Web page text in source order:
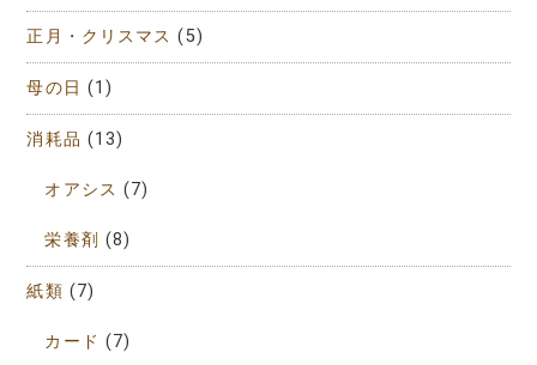
正月・クリスマス (5)
母の日 (1)
消耗品 (13)
オアシス (7)
栄養剤 (8)
紙類 (7)
カード (7)